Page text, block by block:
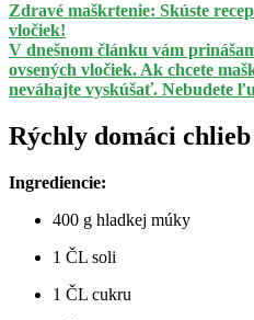
Zdravé maškrtenie: Skúste
vločiek!
V dnešnom článku vám
ovsených vločiek. Ak chcete
neváhajte vyskúšať. Nebudete
Rýchly domáci
Ingrediencie:
400 g hladkej múky
1 ČL soli
1 ČL cukru